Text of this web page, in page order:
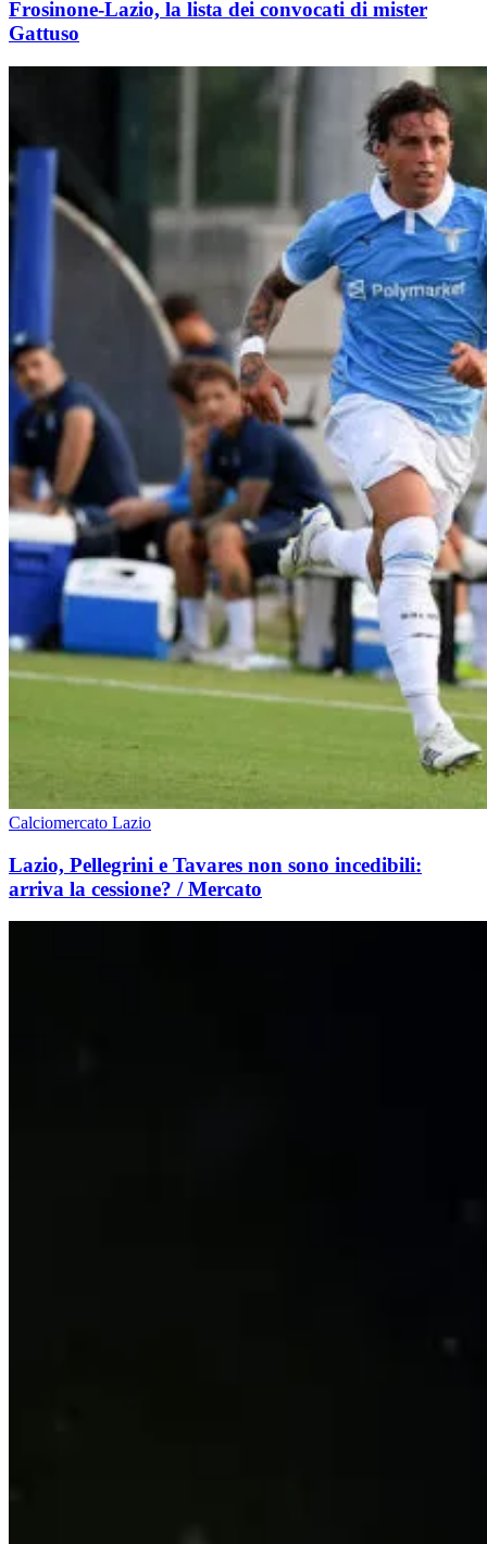
Frosinone-Lazio, la lista dei convocati di mister
Gattuso
Calciomercato Lazio
Lazio, Pellegrini e Tavares non sono incedibili:
arriva la cessione? / Mercato